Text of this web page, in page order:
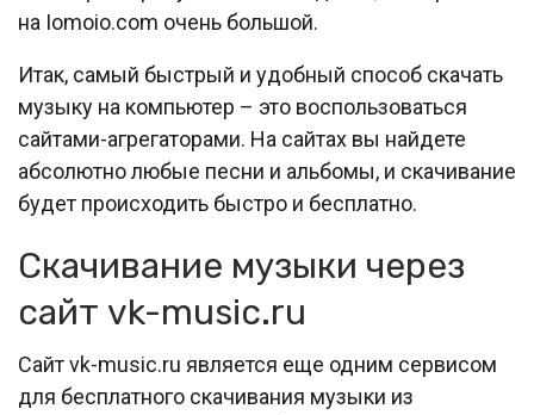
на Iomoio.com очень большой.
Итак, самый быстрый и удобный способ скачать
музыку на компьютер – это воспользоваться
сайтами-агрегаторами. На сайтах вы найдете
абсолютно любые песни и альбомы, и скачивание
будет происходить быстро и бесплатно.
Скачивание музыки через
сайт vk-music.ru
Сайт vk-music.ru является еще одним сервисом
для бесплатного скачивания музыки из